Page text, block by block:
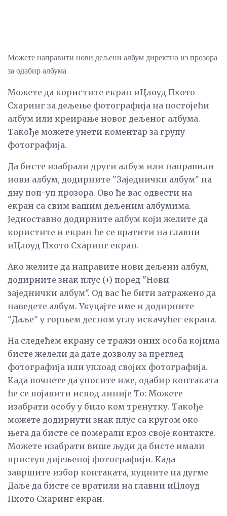
Можете направити нови дељени албум директно из прозора
за одабир албума.
Можете да користите екран иЦлоуд Пхото
Схаринг за дељење фотографија на постојећи
албум или креирање новог дељеног албума.
Такође можете унети коментар за групу
фотографија.
Да бисте изабрали други албум или направили
нови албум, додирните "Заједнички албум" на
дну поп-уп прозора. Ово ће вас одвести на
екран са свим вашим дељеним албумима.
Једноставно додирните албум који желите да
користите и екран ће се вратити на главни
иЦлоуд Пхото Схаринг екран.
Ако желите да направите нови дељени албум,
додирните знак плус (+) поред "Нови
заједнички албум". Од вас ће бити затражено да
наведете албум. Укуцајте име и додирните
"Даље" у горњем десном углу искачућег екрана.
На следећем екрану се тражи оних особа којима
бисте желели да дате дозволу за преглед
фотографија или уплоад својих фотографија.
Када почнете да уносите име, одабир контаката
ће се појавити испод линије То: Можете
изабрати особу у било ком тренутку. Такође
можете додирнути знак плус са кругом око
њега да бисте се померали кроз своје контакте.
Можете изабрати више људи да бисте имали
приступ дијељеној фотографији. Када
завршите избор контаката, куцните на дугме
Даље да бисте се вратили на главни иЦлоуд
Пхото Схаринг екран.